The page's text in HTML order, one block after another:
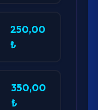
250,00
₺
350,00
₺